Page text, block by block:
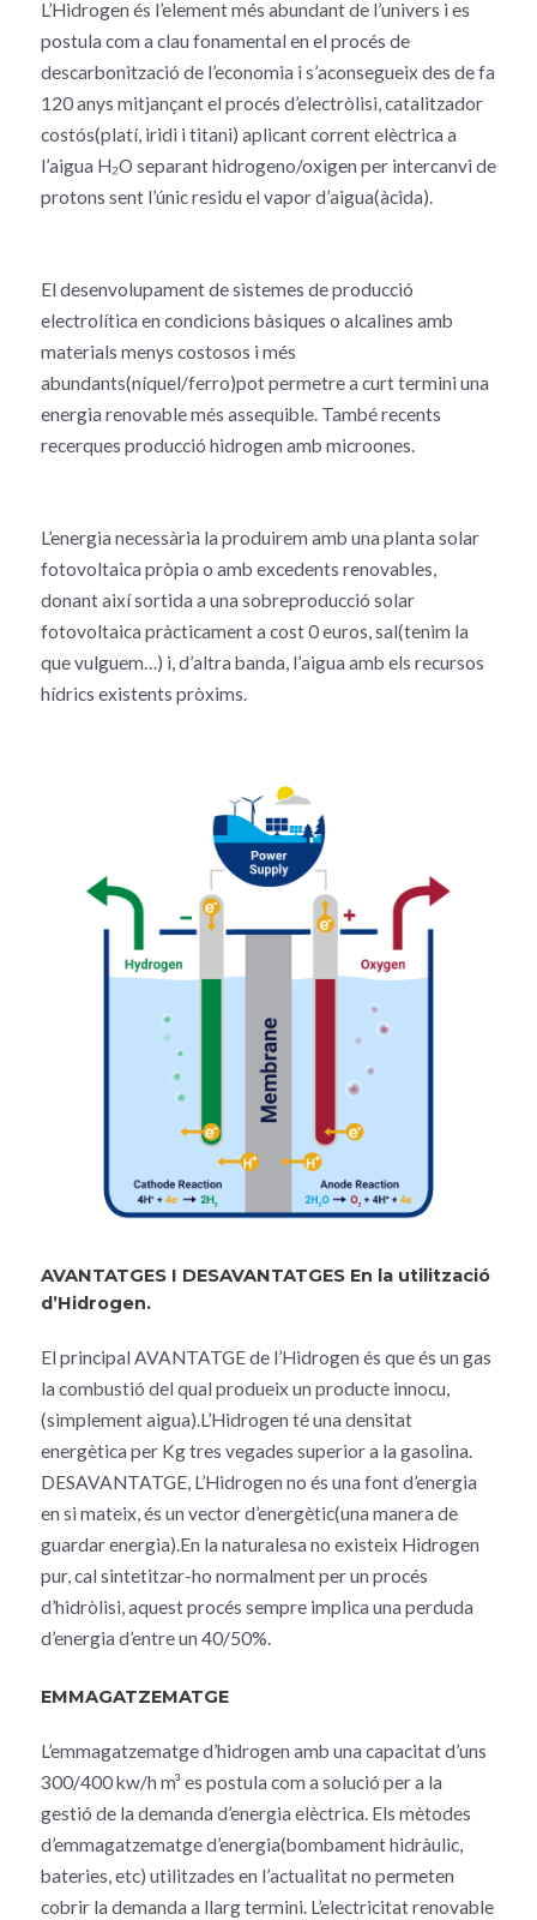
L’Hidrogen és l’element més abundant de l’univers i es
postula com a clau fonamental en el procés de
descarbonització de l’economia i s’aconsegueix des de fa
120 anys mitjançant el procés d’electròlisi, catalitzador
costós(platí, iridi i titani) aplicant corrent elèctrica a
l’aigua H₂O separant hidrogeno/oxigen per intercanvi de
protons sent l’únic residu el vapor d’aigua(àcida).
El desenvolupament de sistemes de producció
electrolítica en condicions bàsiques o alcalines amb
materials menys costosos i més
abundants(níquel/ferro)pot permetre a curt termini una
energia renovable més assequible. També recents
recerques producció hidrogen amb microones.
L’energia necessària la produirem amb una planta solar
fotovoltaica pròpia o amb excedents renovables,
donant així sortida a una sobreproducció solar
fotovoltaica pràcticament a cost 0 euros, sal(tenim la
que vulguem…) i, d’altra banda, l’aigua amb els recursos
hídrics existents pròxims.
AVANTATGES I DESAVANTATGES En la utilització
d’Hidrogen.
El principal AVANTATGE de l’Hidrogen és que és un gas
la combustió del qual produeix un producte innocu,
(simplement aigua).L’Hidrogen té una densitat
energètica per Kg tres vegades superior a la gasolina.
DESAVANTATGE, L’Hidrogen no és una font d’energia
en si mateix, és un vector d’energètic(una manera de
guardar energia).En la naturalesa no existeix Hidrogen
pur, cal sintetitzar-ho normalment per un procés
d’hidròlisi, aquest procés sempre implica una perduda
d’energia d’entre un 40/50%.
EMMAGATZEMATGE
L’emmagatzematge d’hidrogen amb una capacitat d’uns
300/400 kw/h m³ es postula com a solució per a la
gestió de la demanda d’energia elèctrica. Els mètodes
d’emmagatzematge d’energia(bombament hidràulic,
bateries, etc) utilitzades en l’actualitat no permeten
cobrir la demanda a llarg termini. L’electricitat renovable